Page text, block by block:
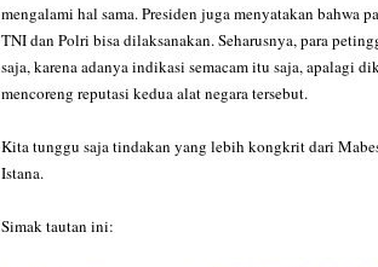
mengalami hal sama. Presiden juga menyatakan bahwa
TNI dan Polri bisa dilaksanakan. Seharusnya, para
saja, karena adanya indikasi semacam itu saja, apalagi
mencoreng reputasi kedua alat negara tersebut.
Kita tunggu saja tindakan yang lebih kongkrit dari
Istana.
Simak tautan ini: